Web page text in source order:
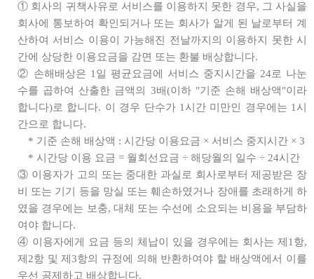
① 회사의 귀책사유로 서비스를 이용하지 못한 경우, 그 사실을
회사에 통보하여 확인되거나 또는 회사가 알게 된 날로부터 계
산하여 서비스 이용이 가능해진 전날까지의 이용하지 못한 시
간에 상당한 이용요금을 감면 또는 환불 배상합니다.
② 손해배상은 1일 평균요금에 서비스 중지시간을 24로 나눈
수를 곱하여 산출한 금액의 3배(이하 "기준 손해 배상액"이라
합니다)로 합니다. 이 경우 단수가 1시간 미만인 경우에는 1시
간으로 합니다.
* 기준 손해 배상액 : 시간당 이용요금 × 서비스 중지시간 × 3
* 시간당 이용 요금 = 월회선요금 ÷ 해당월의 일수 ÷ 24시간
③ 이용자가 고의 또는 중대한 과실로 회사로부터 제공받은 장
비 또는 기기 등을 망실 또는 훼손하였거나 장애를 초래하게 하
였을 경우에는 보충, 대체 또는 수선에 소요되는 비용을 부담하
여야 합니다.
④ 이용자에게 요금 등의 체납이 있을 경우에는 회사는 제1항,
제2항 및 제3항의 규정에 의해 반환하여야 할 배상액에서 이를
우선 공제하고 배상합니다.